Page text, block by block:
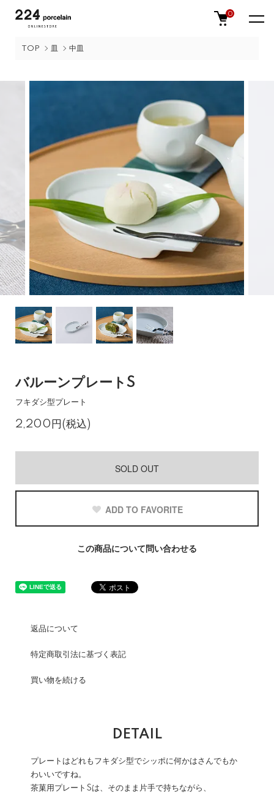
0
TOP 皿 中皿
バルーンプレートS
フキダシ型プレート
2,200円(税込)
SOLD OUT
ADD TO FAVORITE
この商品について問い合わせる
返品について
特定商取引法に基づく表記
買い物を続ける
DETAIL
プレートはどれもフキダシ型でシッポに何かはさんでもか
わいいですね。
茶菓用プレートSは、そのまま片手で持ちながら、